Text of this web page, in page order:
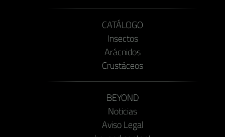
CATÁLOGO
Insectos
Arácnidos
Crustáceos
BEYOND
Noticias
Aviso Legal